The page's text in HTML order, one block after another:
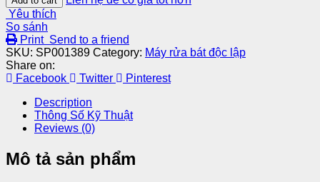
Yêu thích
So sánh
Print Send to a friend
SKU: SP001389 Category: Máy rửa bát độc lập
Share on:
Facebook
Twitter
Pinterest
Description
Thông Số Kỹ Thuật
Reviews (0)
Mô tả sản phẩm